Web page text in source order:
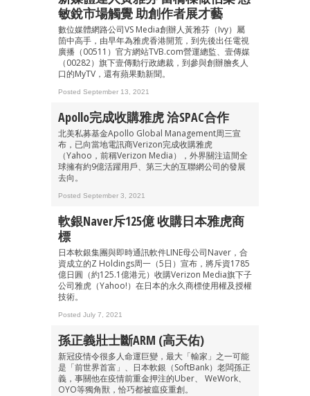
敏銳市場觸覺 助創作者展才藝
數位媒體網路公司VS Media創辦人黃雅芬（Ivy）屬
箇中高手，由早年為雅虎香港開荒，到先後出任電視
廣播（00511）官方網站TVB.com營運總監、壹傳媒
（00282）旗下壹傳動行政總裁，到參與創辦膾炙人
口的MyTV，還有蘋果動新聞。
Posted September 13, 2021
Apollo完成收購雅虎 洽SPAC合作
北美私募基金Apollo Global Management周三宣
布，已向當地電訊商Verizon完成收購雅虎
（Yahoo，前稱Verizon Media），外界關注這間全
球擁有約9億活躍用戶、第三大的互聯網公司的發展
去向。
Posted September 3, 2021
軟銀Naver斥125億 收購日本雅虎商
標
日本軟銀集團與即時通訊軟件LINE母公司Naver，合
資成立的Z Holdings周一（5日）宣布，將斥資1785
億日圓（約125.1億港元）收購Verizon Media旗下子
公司雅虎（Yahoo!）在日本的永久商標使用權及授權
技術。
Posted July 7, 2021
孫正義壯士斷ARM (高天佑)
新冠疫情令很多人命運巨變，最大「輸家」之一可能
是「前世界首富」、日本軟銀（SoftBank）老闆孫正
義，事關他在疫情前重金押注的Uber、 WeWork、
OYO等獨角獸，恰巧都被瘟疫重創。
成為 EJ Tech 會員
最新資訊（附創業懶人包）
箱！